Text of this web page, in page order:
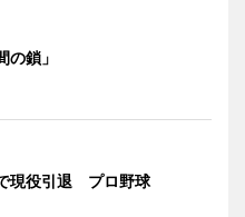
の鎖」
現役引退 プロ野球